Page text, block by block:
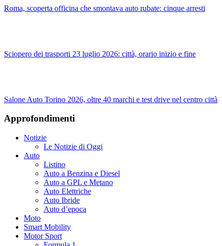
Roma, scoperta officina che smontava auto rubate: cinque arresti
Sciopero dei trasporti 23 luglio 2026: città, orario inizio e fine
Salone Auto Torino 2026, oltre 40 marchi e test drive nel centro città
Approfondimenti
Notizie
Le Notizie di Oggi
Auto
Listino
Auto a Benzina e Diesel
Auto a GPL e Metano
Auto Elettriche
Auto Ibride
Auto d’epoca
Moto
Smart Mobility
Motor Sport